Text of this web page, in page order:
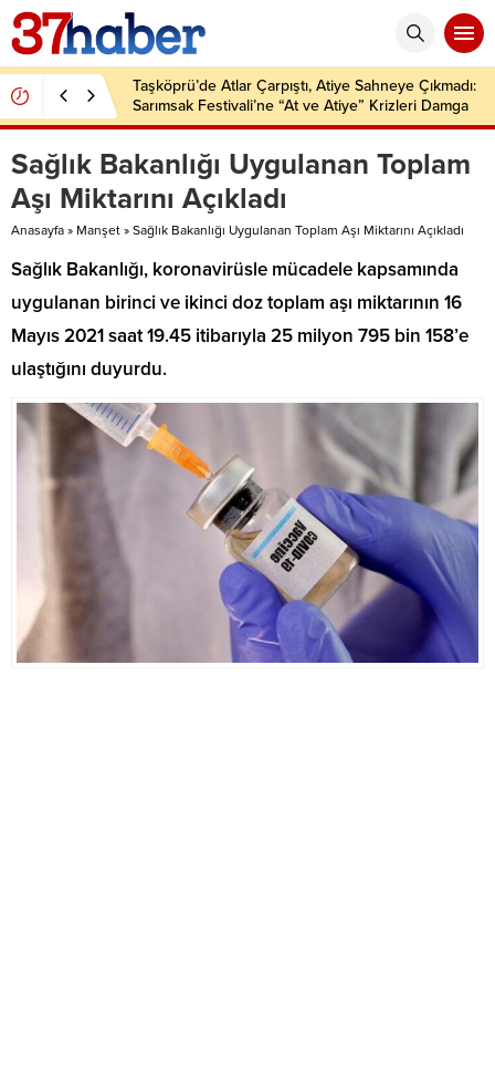
Taşköprü’de Atlar Çarpıştı, Atiye Sahneye Çıkmadı:
Sarımsak Festivali’ne “At ve Atiye” Krizleri Damga
Vurdu!
Sağlık Bakanlığı Uygulanan Toplam
Aşı Miktarını Açıkladı
Anasayfa » Manşet » Sağlık Bakanlığı Uygulanan Toplam Aşı Miktarını Açıkladı
Sağlık Bakanlığı, koronavirüsle mücadele kapsamında
uygulanan birinci ve ikinci doz toplam aşı miktarının 16
Mayıs 2021 saat 19.45 itibarıyla 25 milyon 795 bin 158’e
ulaştığını duyurdu.